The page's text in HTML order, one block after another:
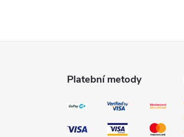
Platební metody